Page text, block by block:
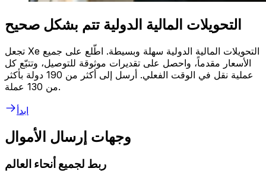
التحويلات المالية الدولية تتم بشكل صحيح
تجعل Xe التحويلات المالية الدولية سهلة وبسيطة. اطّلع على جميع
الأسعار مقدماً، واحصل على تقديرات موثوقة للتوصيل، وتتبّع كل
عملية نقل في الوقت الفعلي. أرسل إلى أكثر من 190 دولة بأكثر
من 130 عملة.
ابدأ
وجهات إرسال الأموال
ربط لجميع أنحاء العالم